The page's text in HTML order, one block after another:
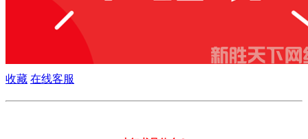
收藏 在线客服